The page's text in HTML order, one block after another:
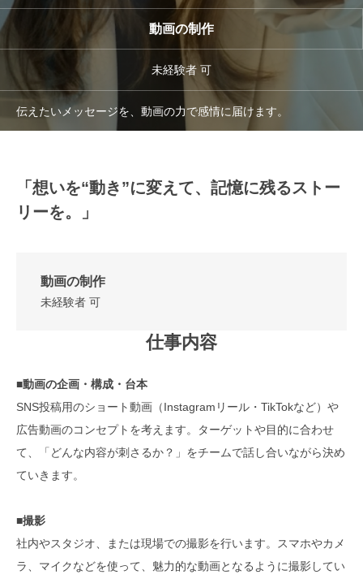
動画の制作
未経験者 可
伝えたいメッセージを、動画の力で感情に届けます。
「想いを“動き”に変えて、記憶に残るストー
リーを。」
動画の制作
未経験者 可
仕事内容
■動画の企画・構成・台本
SNS投稿用のショート動画（Instagramリール・TikTokなど）や
広告動画のコンセプトを考えます。ターゲットや目的に合わせ
て、「どんな内容が刺さるか？」をチームで話し合いながら決め
ていきます。
■撮影
社内やスタジオ、または現場での撮影を行います。スマホやカメ
ラ、マイクなどを使って、魅力的な動画となるように撮影してい